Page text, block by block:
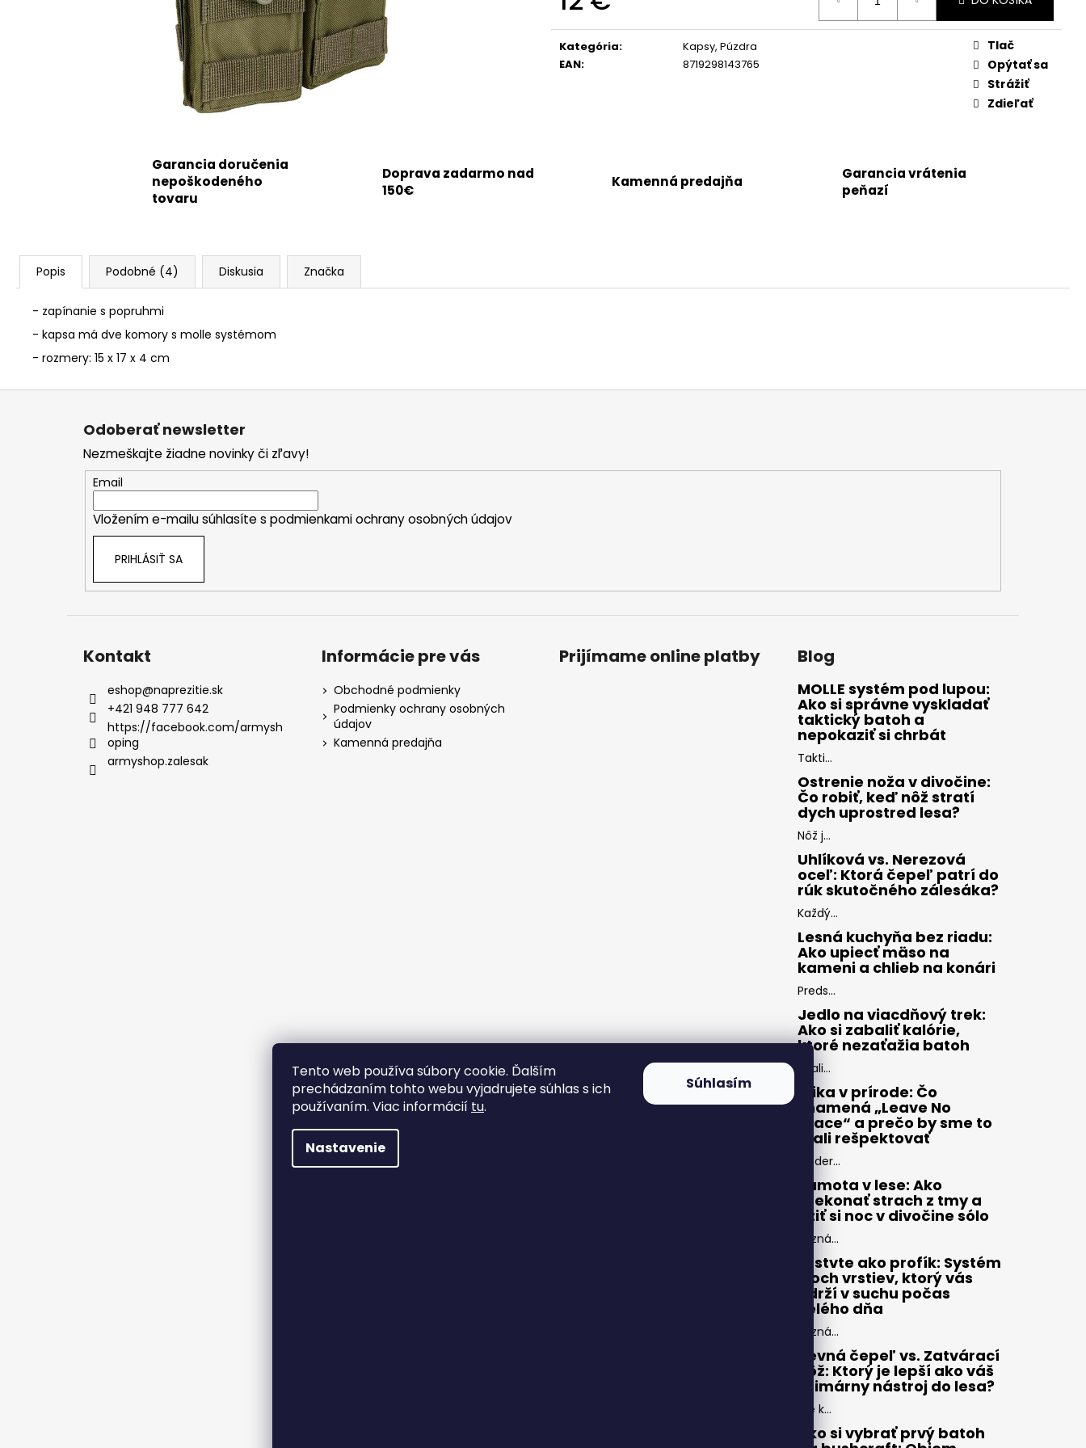
Tento web používa súbory cookie. Ďalším
prechádzaním tohto webu vyjadrujete súhlas s ich
používaním. Viac informácií tu.
Nastavenie
Súhlasím
cena:
Kategória:
Kapsy, Púzdra
EAN: 8719298143765
Tlač
Opýtať sa
Strážiť
Zdieľať
Garancia doručenia
nepoškodeného
tovaru
Doprava zadarmo nad
150€
Kamenná predajňa
Garancia vrátenia
peňazí
Popis Podobné (4) Diskusia Značka
- zapínanie s popruhmi
- kapsa má dve komory s molle systémom
- rozmery: 15 x 17 x 4 cm
Z
Odoberať newsletter
Nezmeškajte žiadne novinky či zľavy!
Email
Vložením e-mailu súhlasíte s podmienkami ochrany osobných údajov
PRIHLÁSIŤ SA
Kontakt
eshop@naprezitie.sk
+421 948 777 642
https://facebook.com/armysh
oping
armyshop.zalesak
Informácie pre vás
Obchodné podmienky
Podmienky ochrany osobných
údajov
Kamenná predajňa
Prijímame online platby Blog
MOLLE systém pod lupou:
Ako si správne vyskladať
taktický batoh a
nepokaziť si chrbát
Takti...
Ostrenie noža v divočine:
Čo robiť, keď nôž stratí
dych uprostred lesa?
Nôž j...
Uhlíková vs. Nerezová
oceľ: Ktorá čepeľ patrí do
rúk skutočného zálesáka?
Každý...
Lesná kuchyňa bez riadu:
Ako upiecť mäso na
kameni a chlieb na konári
Preds...
Jedlo na viacdňový trek:
Ako si zabaliť kalórie,
ktoré nezaťažia batoh
Zbali...
Etika v prírode: Čo
znamená „Leave No
Trace“ a prečo by sme to
mali rešpektovať
Moder...
Samota v lese: Ako
prekonať strach z tmy a
užiť si noc v divočine sólo
Pozná...
Vrstvte ako profík: Systém
troch vrstiev, ktorý vás
udrží v suchu počas
celého dňa
Pozná...
Pevná čepeľ vs. Zatvárací
nôž: Ktorý je lepší ako váš
primárny nástroj do lesa?
Pre k...
Ako si vybrať prvý batoh